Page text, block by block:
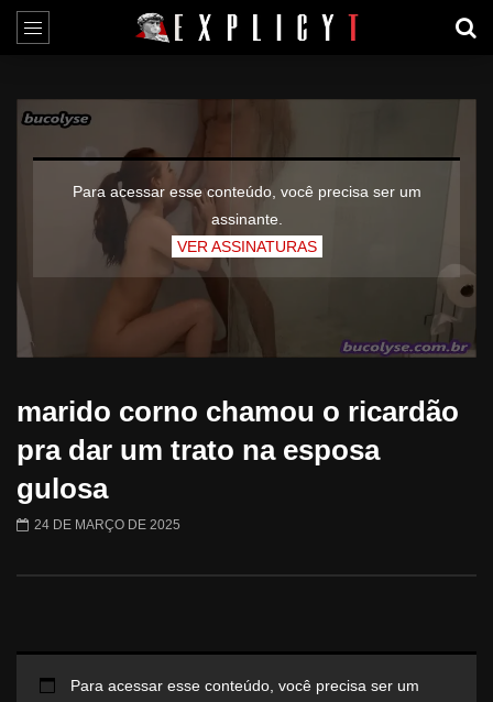
Para acessar esse conteúdo, você precisa ser um
assinante.
VER ASSINATURAS
marido corno chamou o ricardão
pra dar um trato na esposa
gulosa
24 DE MARÇO DE 2025
Para acessar esse conteúdo, você precisa ser um